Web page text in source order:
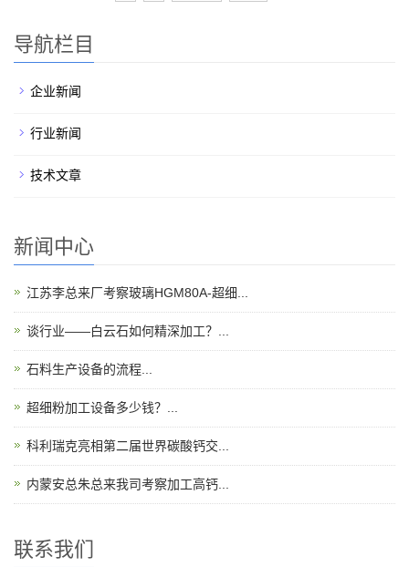
导航栏目
企业新闻
行业新闻
技术文章
新闻中心
江苏李总来厂考察玻璃HGM80A-超细...
谈行业——白云石如何精深加工？...
石料生产设备的流程...
超细粉加工设备多少钱？...
科利瑞克亮相第二届世界碳酸钙交...
内蒙安总朱总来我司考察加工高钙...
联系我们